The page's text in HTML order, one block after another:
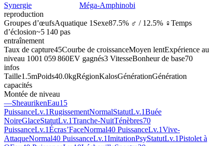
Synergie
Méga-Amphinobi
reproduction
Groupes d’œufsAquatique 1 Sexe87.5% ♂ / 12.5% ♀Temps
d’éclosion~5 140 pas
entraînement
Taux de capture45Courbe de croissanceMoyen lentExpérience au
niveau 1001 059 860EV gagnés3 VitesseBonheur de base70
infos
Taille1.5mPoids40.0kgRégionKalosGénérationGénération
capacités
Montée de niveau
—SheaurikenEau15
PuissanceLv.1RugissementNormalStatutLv.1Buée
NoireGlaceStatutLv.1Tranche-NuitTénèbres70
PuissanceLv.1Écras’FaceNormal40 PuissanceLv.1Vive-
AttaqueNormal40 PuissanceLv.1ImitationPsyStatutLv.1Pistolet à